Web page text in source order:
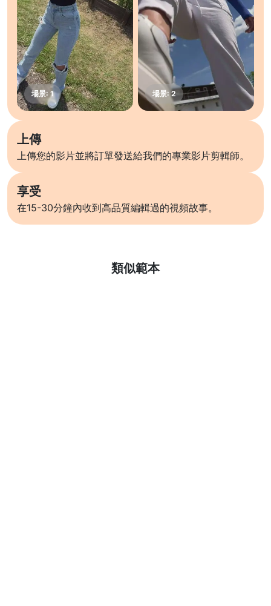
上傳
上傳您的影片並將訂單發送給我們的專業影片剪輯師。
享受
在15-30分鐘內收到高品質編輯過的視頻故事。
類似範本
了解更多